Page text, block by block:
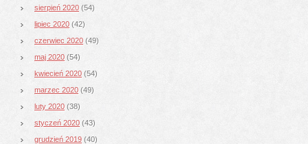
sierpień 2020 (54)
lipiec 2020 (42)
czerwiec 2020 (49)
maj 2020 (54)
kwiecień 2020 (54)
marzec 2020 (49)
luty 2020 (38)
styczeń 2020 (43)
grudzień 2019 (40)